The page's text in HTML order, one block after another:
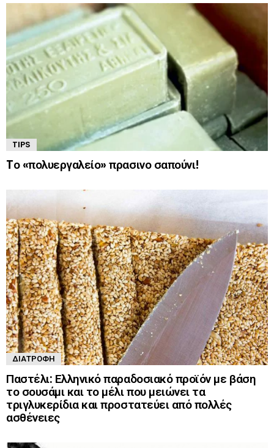
TIPS
Tο «πολυεργαλείο» πρασινο σαπούνι!
ΔΙΑΤΡΟΦΉ
Παστέλι: Ελληνικό παραδοσιακό προϊόν με βάση
το σουσάμι και το μέλι που μειώνει τα
τριγλυκερίδια και προστατεύει από πολλές
ασθένειες